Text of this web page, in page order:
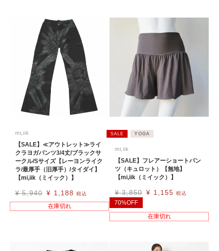
mi,iik
【SALE】≪アウトレット≫ライ
クラヨガパンツ3/4丈/ブラックサ
ークル/Sサイズ【レーヨンライク
ラ/最厚手（旧厚手）/タイダイ】
【mi,iik（ミイック）】
¥ 5,940 ¥ 1,188 税込
在庫切れ
SALE YOGA
mi,iik
【SALE】フレアーショートパン
ツ（キュロット）【無地】
【mi,iik（ミイック）】
¥ 3,850 ¥ 1,155 税込
70%OFF
在庫切れ